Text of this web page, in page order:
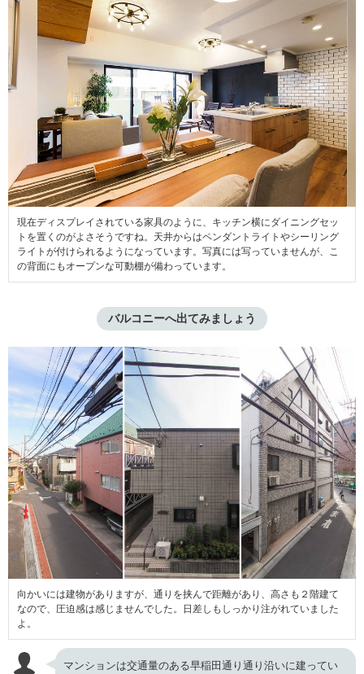
現在ディスプレイされている家具のように、キッチン横にダイニングセッ
トを置くのがよさそうですね。天井からはペンダントライトやシーリング
ライトが付けられるようになっています。写真には写っていませんが、こ
の背面にもオープンな可動棚が備わっています。
バルコニーへ出てみましょう
向かいには建物がありますが、通りを挟んで距離があり、高さも２階建て
なので、圧迫感は感じませんでした。日差しもしっかり注がれていました
よ。
マンションは交通量のある早稲田通り通り沿いに建ってい